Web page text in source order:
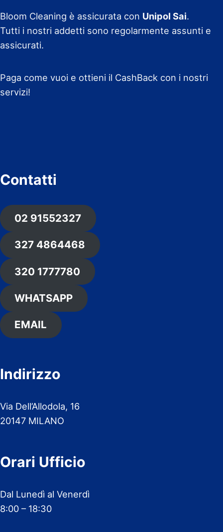
Bloom Cleaning è assicurata con Unipol Sai.
Tutti i nostri addetti sono regolarmente assunti e
assicurati.
Paga come vuoi e ottieni il CashBack con i nostri
servizi!
Contatti
02 91552327
327 4864468
320 1777780
WHATSAPP
EMAIL
Indirizzo
Via Dell’Allodola, 16
20147 MILANO
Orari Ufficio
Dal Lunedì al Venerdì
8:00 – 18:30